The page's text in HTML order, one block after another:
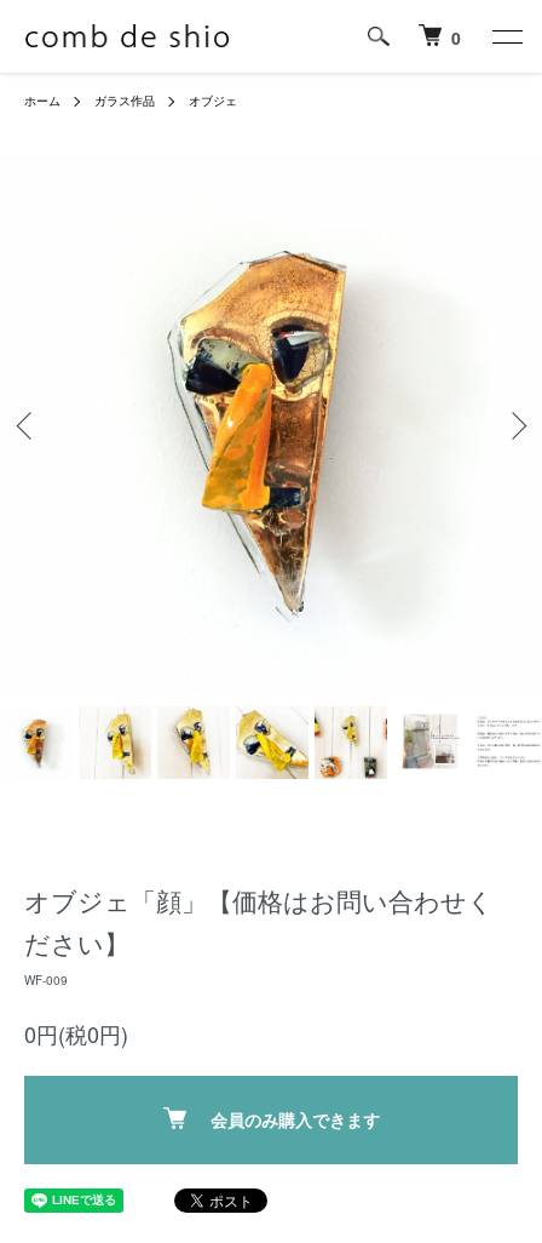
0
ホーム ガラス作品 オブジェ
オブジェ「顔」【価格はお問い合わせく
ださい】
WF-009
0円(税0円)
会員のみ購入できます